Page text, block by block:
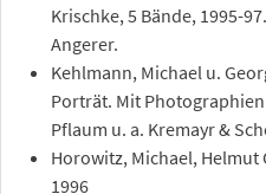
Krischke, 5 Bände, 1995-
Angerer.
Kehlmann, Michael u.
Porträt. Mit
Pflaum u. a. Kremayr &
Horowitz, Michael, Helmut
1996